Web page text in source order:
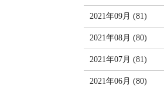
2021年09月 (81)
2021年08月 (80)
2021年07月 (81)
2021年06月 (80)